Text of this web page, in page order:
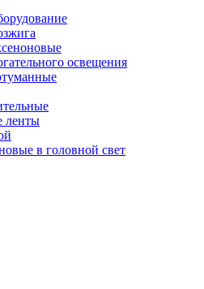
освещения
ленты
в головной свет